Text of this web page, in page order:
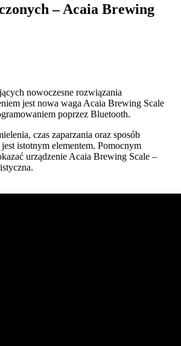
– Acaia Brewing
nowoczesne rozwiązania
jest nowa waga Acaia Brewing Scale
poprzez Bluetooth.
czas zaparzania oraz sposób
istotnym elementem. Pomocnym
urządzenie Acaia Brewing Scale –